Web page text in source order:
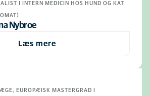
I INTERN MEDICIN HOS HUND OG KAT
Nybroe
Læs mere
EUROPÆISK MASTERGRAD I